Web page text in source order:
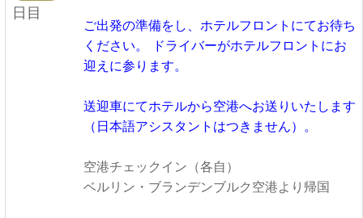
日目
ご出発の準備をし、ホテルフロントにてお待ち
ください。 ドライバーがホテルフロントにお
迎えに参ります。
送迎車にてホテルから空港へお送りいたします
（日本語アシスタントはつきません）。
空港チェックイン（各自）
ベルリン・ブランデンブルク空港より帰国